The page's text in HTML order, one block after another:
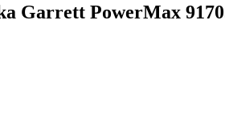
Garrett PowerMax